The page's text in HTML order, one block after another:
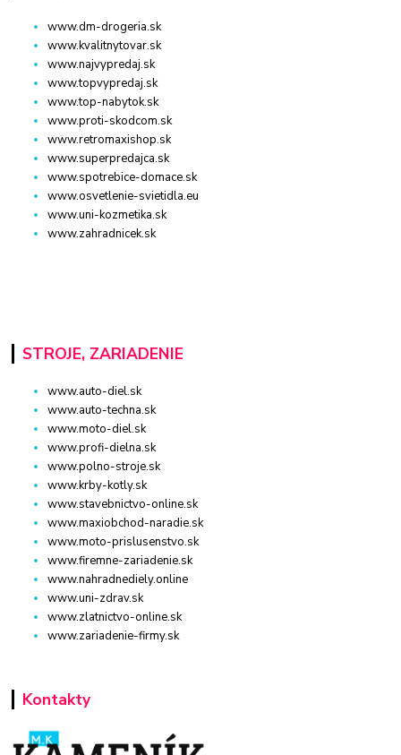
www.dm-drogeria.sk
www.kvalitnytovar.sk
www.najvypredaj.sk
www.topvypredaj.sk
www.top-nabytok.sk
www.proti-skodcom.sk
www.retromaxishop.sk
www.superpredajca.sk
www.spotrebice-domace.sk
www.osvetlenie-svietidla.eu
www.uni-kozmetika.sk
www.zahradnicek.sk
STROJE, ZARIADENIE
www.auto-diel.sk
www.auto-techna.sk
www.moto-diel.sk
www.profi-dielna.sk
www.polno-stroje.sk
www.krby-kotly.sk
www.stavebnictvo-online.sk
www.maxiobchod-naradie.sk
www.moto-prislusenstvo.sk
www.firemne-zariadenie.sk
www.nahradnediely.online
www.uni-zdrav.sk
www.zlatnictvo-online.sk
www.zariadenie-firmy.sk
Kontakty